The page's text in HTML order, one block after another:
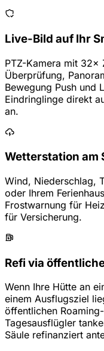
Live-Bild auf Ihr
PTZ-Kamera mit
Überprüfung,
Bewegung Push und
Eindringlinge direkt
an.
Wetterstation am
Wind, Niederschlag,
oder Ihrem
Frostwarnung für
für Versicherung.
Refi via
Wenn Ihre Hütte an
einem Ausflugsziel
öffentlichen
Tagesausflügler
Säule refinanziert